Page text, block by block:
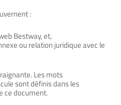
:
Bestway, et,
ou relation juridique avec le
Les mots
sont définis dans les
ce document.